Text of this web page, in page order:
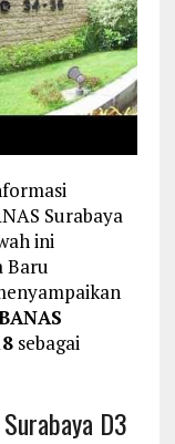
Surabaya
ini
Baru
sebagai
D3